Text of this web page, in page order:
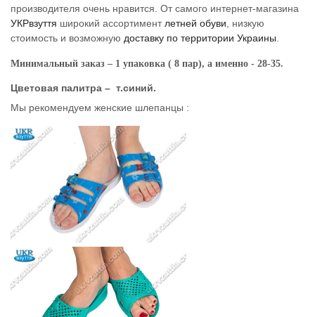
производителя очень нравится. От самого интернет-магазина
УКРвзуття широкий ассортимент летней обуви , низкую
стоимость и возможную доставку по территории Украины
Минимальный заказ – 1 упаковка ( 8 пар), а именно - 28-35.
Цветовая палитра – т.синий.
Мы рекомендуем женские шлепанцы :